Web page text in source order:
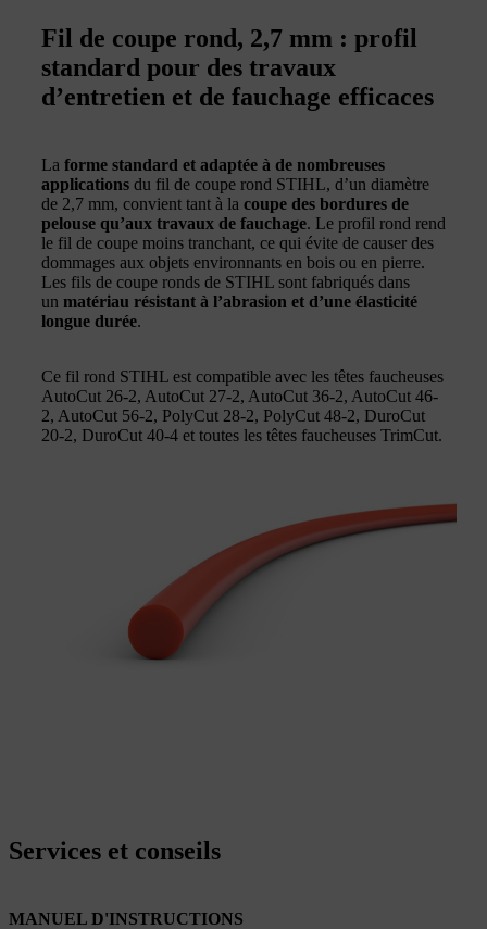
Fil de coupe rond, 2,7 mm : profil
standard pour des travaux
d’entretien et de fauchage efficaces
La forme standard et adaptée à de nombreuses
applications du fil de coupe rond STIHL, d’un diamètre
de 2,7 mm, convient tant à la coupe des bordures de
pelouse qu’aux travaux de fauchage. Le profil rond rend
le fil de coupe moins tranchant, ce qui évite de causer des
dommages aux objets environnants en bois ou en pierre.
Les fils de coupe ronds de STIHL sont fabriqués dans
un matériau résistant à l’abrasion et d’une élasticité
longue durée.
Ce fil rond STIHL est compatible avec les têtes faucheuses
AutoCut 26-2, AutoCut 27-2, AutoCut 36-2, AutoCut 46-
2, AutoCut 56-2, PolyCut 28-2, PolyCut 48-2, DuroCut
20-2, DuroCut 40-4 et toutes les têtes faucheuses TrimCut.
Services et conseils
MANUEL D'INSTRUCTIONS